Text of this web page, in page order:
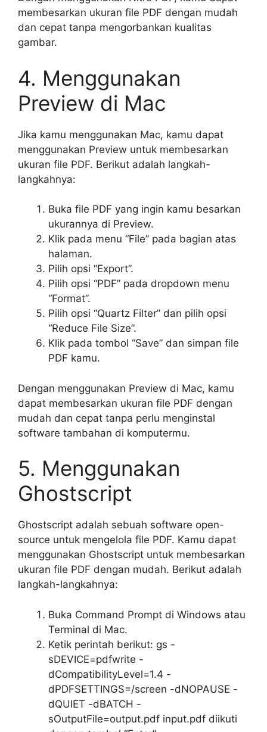
membesarkan ukuran file PDF dengan mudah
dan cepat tanpa mengorbankan kualitas
gambar.
4. Menggunakan
Preview di Mac
Jika kamu menggunakan Mac, kamu dapat
menggunakan Preview untuk membesarkan
ukuran file PDF. Berikut adalah langkah-
langkahnya:
Buka file PDF yang ingin kamu besarkan
ukurannya di Preview.
Klik pada menu “File” pada bagian atas
halaman.
Pilih opsi “Export”.
Pilih opsi “PDF” pada dropdown menu
“Format”.
Pilih opsi “Quartz Filter” dan pilih opsi
“Reduce File Size”.
Klik pada tombol “Save” dan simpan file
PDF kamu.
Dengan menggunakan Preview di Mac, kamu
dapat membesarkan ukuran file PDF dengan
mudah dan cepat tanpa perlu menginstal
software tambahan di komputermu.
5. Menggunakan
Ghostscript
Ghostscript adalah sebuah software open-
source untuk mengelola file PDF. Kamu dapat
menggunakan Ghostscript untuk membesarkan
ukuran file PDF dengan mudah. Berikut adalah
langkah-langkahnya:
Buka Command Prompt di Windows atau
Terminal di Mac.
Ketik perintah berikut: gs -
sDEVICE=pdfwrite -
dCompatibilityLevel=1.4 -
dPDFSETTINGS=/screen -dNOPAUSE -
dQUIET -dBATCH -
sOutputFile=output.pdf input.pdf diikuti